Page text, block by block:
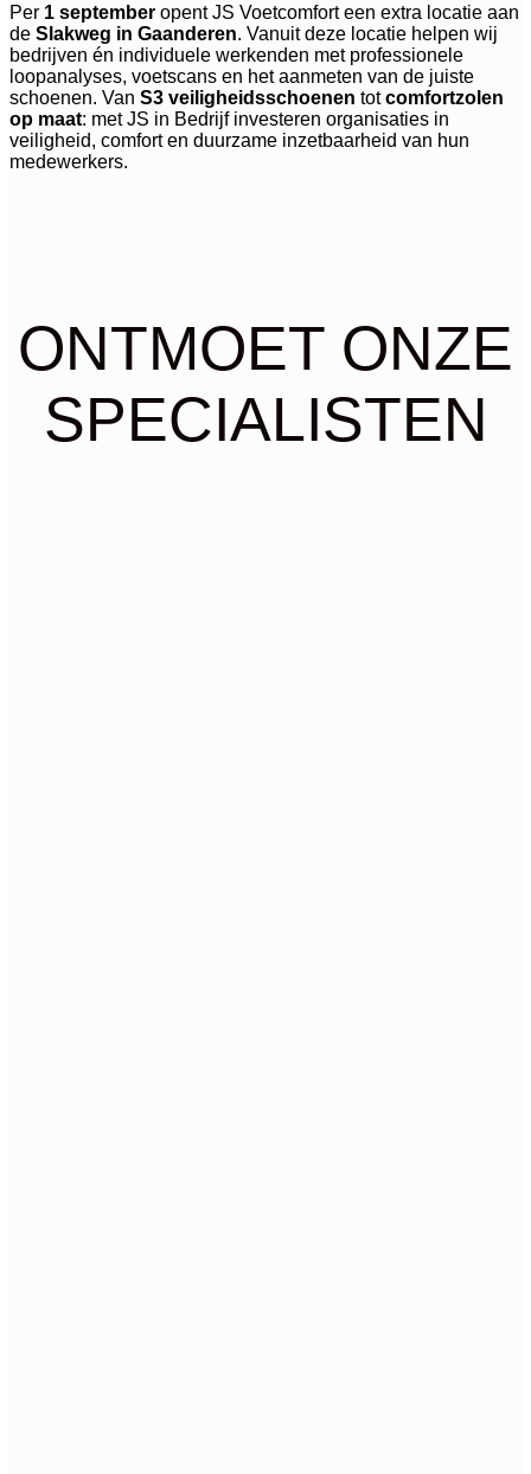
Per 1 september opent JS Voetcomfort een extra locatie aan
de Slakweg in Gaanderen. Vanuit deze locatie helpen wij
bedrijven én individuele werkenden met professionele
loopanalyses, voetscans en het aanmeten van de juiste
schoenen. Van S3 veiligheidsschoenen totcomfortzolen
op maat: met JS in Bedrijf investeren organisaties in
veiligheid, comfort en duurzame inzetbaarheid van hun
medewerkers.
ONTMOET ONZE
SPECIALISTEN